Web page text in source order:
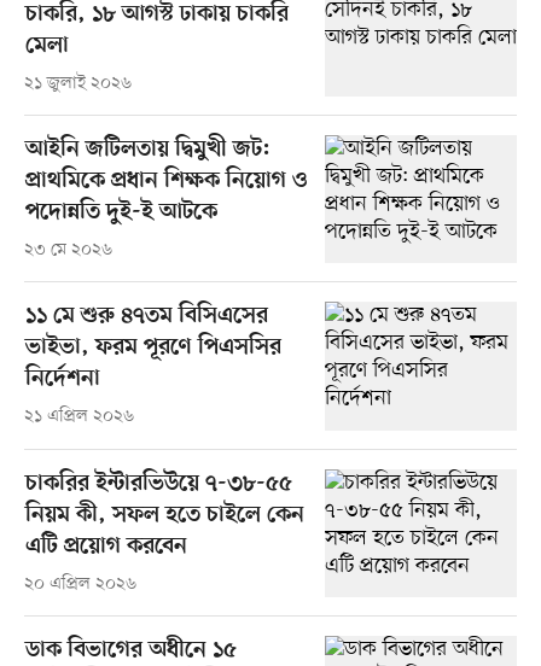
চাকরি, ১৮ আগস্ট ঢাকায় চাকরি
মেলা
২১ জুলাই ২০২৬
আইনি জটিলতায় দ্বিমুখী জট:
প্রাথমিকে প্রধান শিক্ষক নিয়োগ ও
পদোন্নতি দুই-ই আটকে
২৩ মে ২০২৬
১১ মে শুরু ৪৭তম বিসিএসের
ভাইভা, ফরম পূরণে পিএসসির
নির্দেশনা
২১ এপ্রিল ২০২৬
চাকরির ইন্টারভিউয়ে ৭-৩৮-৫৫
নিয়ম কী, সফল হতে চাইলে কেন
এটি প্রয়োগ করবেন
২০ এপ্রিল ২০২৬
ডাক বিভাগের অধীনে ১৫